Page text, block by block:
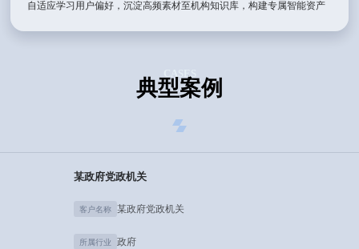
自适应学习用户偏好，沉淀高频素材至机构知识库，构建专属智能资产
典型案例
CASES
某政府党政机关
客户名称 某政府党政机关
所属行业 政府